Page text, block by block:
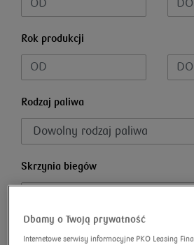
Rok produkcji
Rodzaj paliwa
Skrzynia biegów
Omnibus wyszukiwanie
Dbamy o Twoją prywatność
Internetowe serwisy informacyjne PKO Leasing